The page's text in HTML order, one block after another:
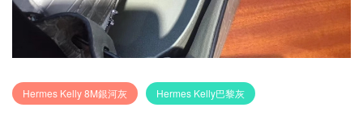
Hermes Kelly 8M銀河灰 Hermes Kelly巴黎灰